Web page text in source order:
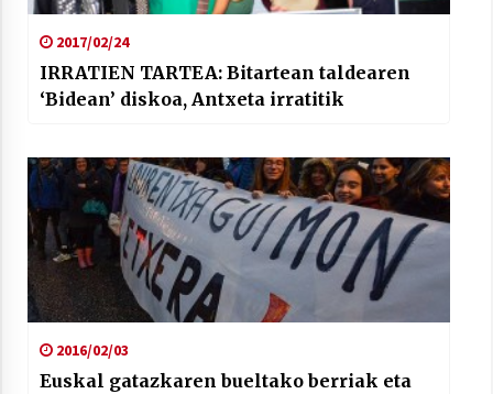
2017/02/24
IRRATIEN TARTEA: Bitartean taldearen
‘Bidean’ diskoa, Antxeta irratitik
2016/02/03
Euskal gatazkaren bueltako berriak eta